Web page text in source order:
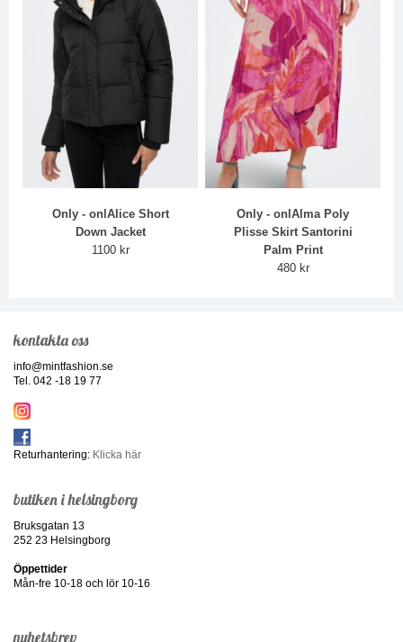
Only - onlAlice Short
Down Jacket
1100 kr
Only - onlAlma Poly
Plisse Skirt Santorini
Palm Print
480 kr
kontakta oss
info@mintfashion.se
Tel. 042 -18 19 77
Returhantering: Klicka här
butiken i helsingborg
Bruksgatan 13
252 23 Helsingborg
Öppettider
Mån-fre 10-18 och lör 10-16
nyhetsbrev